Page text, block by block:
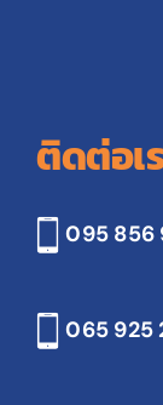
ติดต่อเ
095 856
065 925